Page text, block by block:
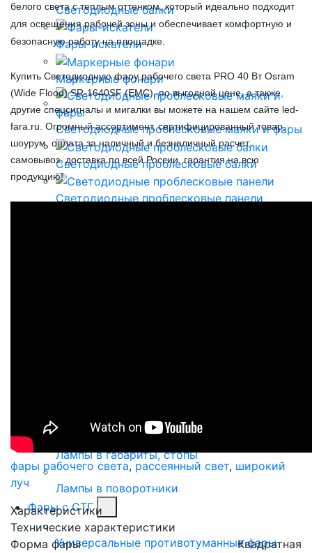
Светодиодные балки
Фары-искатели
Маркерные фонари
Светодиодные проблесковые маяки и фары
Светодиодные проблесковые балки
Светодиодные проблесковые панели
Переходники для светодиодных ламп
Лампы в габариты, стопы
Лампы в поворотники
Фары с СТГ
Универсальные противотуманные фары
белого света с теплым оттенком, который идеально подходит
для освещения рабочей зоны и обеспечивает комфортную и
безопасную работу на площадке.
Купить Светодиодную фару рабочего света PRO 40 Вт Osram
(Wide Flood) SR-1640SF (EMC), по выгодной цене, а также,
другие спецсигналы и мигалки вы можете на нашем сайте led-
fara.ru. Огромный ассортимент, сертифицированный товар,
шоурум, оплата за наличный и безналичный расчет,
самовывоз, доставка по всей России, гарантия на всю
продукцию!
фары рабочего света, рассеянный свет, широкий
луч
Характеристики
Технические характеристики
Форма фары
Квадратная